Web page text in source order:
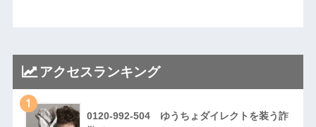
アクセスランキング
1
0120-992-504 ゆうちょダイレクトを装う詐